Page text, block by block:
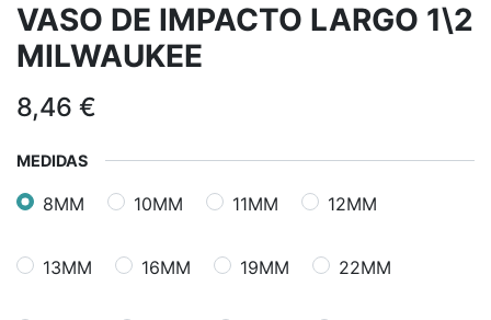
VASO DE IMPACTO LARGO 1\2
MILWAUKEE
8,46 €
MEDIDAS
8MM 10MM 11MM 12MM
13MM 16MM 19MM 22MM